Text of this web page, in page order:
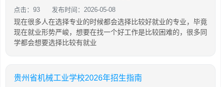
点击：93 发布时间：2026-05-08
现在很多人在选择专业的时候都会选择比较好就业的专业，毕竟
现在就业形势严峻，想要在找一个好工作是比较困难的，很多同
学都会想要选择比较有就业
贵州省机械工业学校2026年招生指南